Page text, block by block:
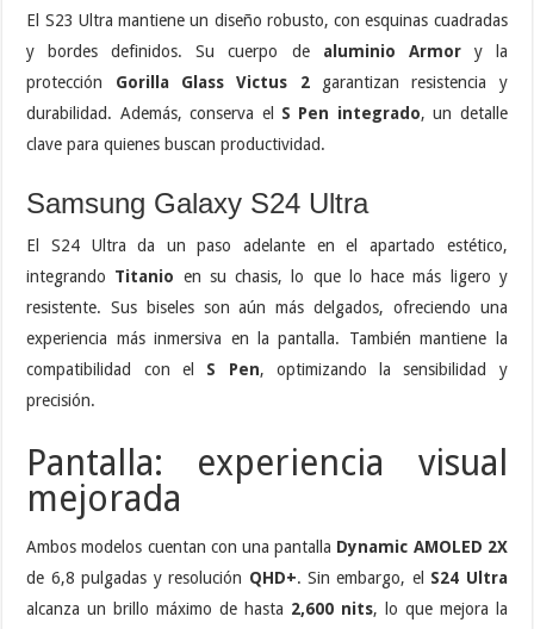
El S23 Ultra mantiene un diseño robusto, con esquinas cuadradas
y bordes definidos. Su cuerpo de aluminio Armory la
protección Gorilla Glass Victus 2garantizan resistencia y
durabilidad. Además, conserva el S Pen integrado, un detalle
clave para quienes buscan productividad.
Samsung Galaxy S24 Ultra
El S24 Ultra da un paso adelante en el apartado estético,
integrando Titanio en su chasis, lo que lo hace más ligero y
resistente. Sus biseles son aún más delgados, ofreciendo una
experiencia más inmersiva en la pantalla. También mantiene la
compatibilidad con el S Pen, optimizando la sensibilidad y
precisión.
Pantalla: experiencia visual
mejorada
Ambos modelos cuentan con una pantalla Dynamic AMOLED 2X
de 6,8 pulgadas y resolución QHD+. Sin embargo, el S24 Ultra
alcanza un brillo máximo de hasta 2,600 nits, lo que mejora la